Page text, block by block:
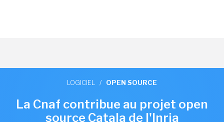
LOGICIEL / OPEN SOURCE
La Cnaf contribue au projet open
source Catala de l'Inria